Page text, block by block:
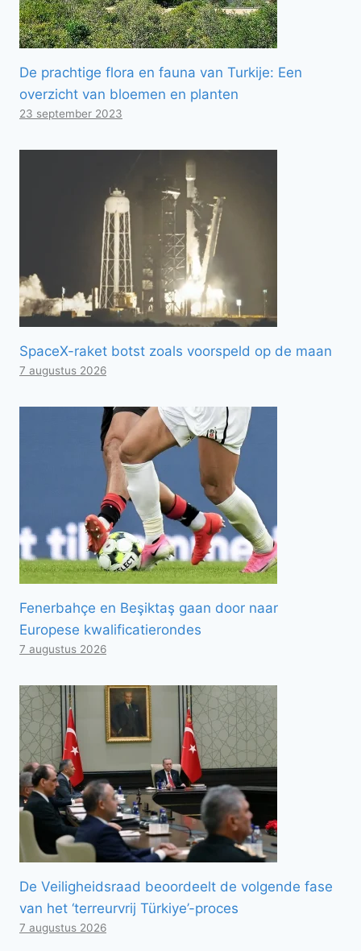
De prachtige flora en fauna van Turkije: Een
overzicht van bloemen en planten
23 september 2023
SpaceX-raket botst zoals voorspeld op de maan
7 augustus 2026
Fenerbahçe en Beşiktaş gaan door naar
Europese kwalificatierondes
7 augustus 2026
De Veiligheidsraad beoordeelt de volgende fase
van het ‘terreurvrij Türkiye’-proces
7 augustus 2026